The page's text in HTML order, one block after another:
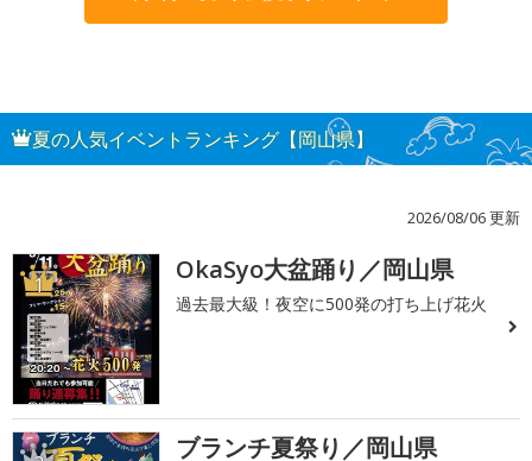
夏の人気イベントランキング【岡山県】
2026/08/06 更新
1 OkaSyo大盆踊り／岡山県
過去最大級！夜空に500発の打ち上げ花火
ブランチ夏祭り／岡山県